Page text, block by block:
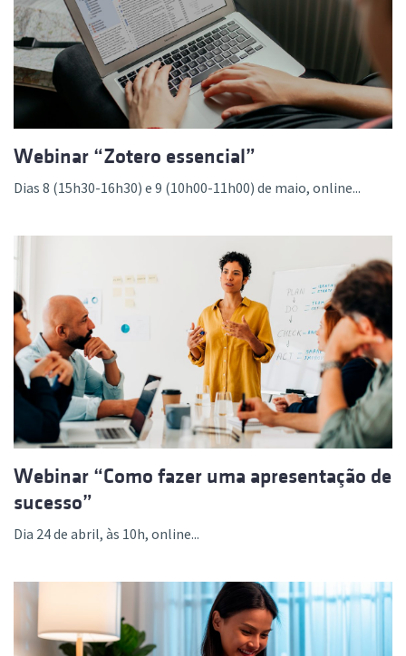
Webinar “Zotero essencial”
Dias 8 (15h30-16h30) e 9 (10h00-11h00) de maio, online...
Webinar “Como fazer uma apresentação de
sucesso”
Dia 24 de abril, às 10h, online...